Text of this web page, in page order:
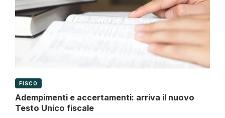
FISCO
Adempimenti e accertamenti: arriva il nuovo
Testo Unico fiscale